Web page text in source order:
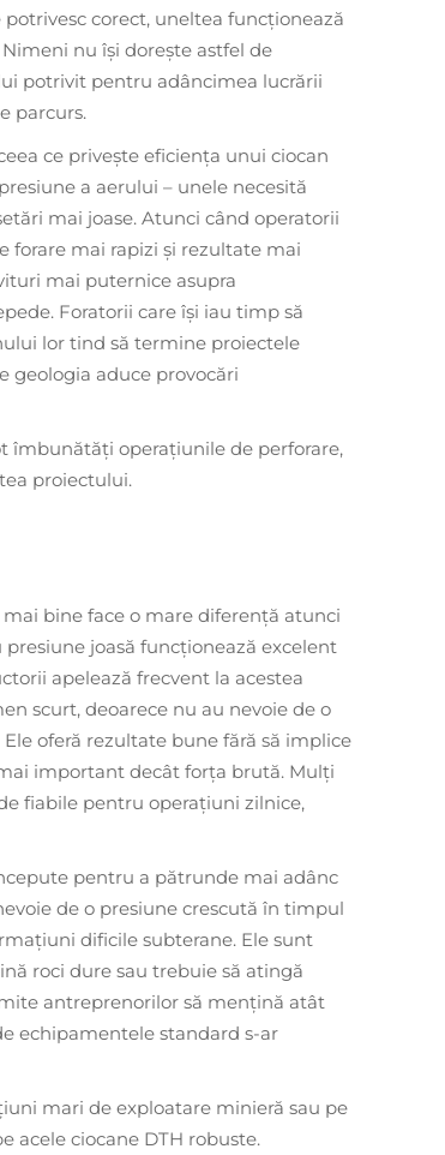
corect, uneltea funcționează
nu își dorește astfel de
potrivit pentru adâncimea lucrării
parcurs.
ce privește eficiența unui ciocan
a aerului – unele necesită
mai joase. Atunci când operatorii
forare mai rapizi și rezultate mai
mai puternice asupra
Foratorii care își iau timp să
lor tind să termine proiectele
geologia aduce provocări
îmbunătăți operațiunile de perforare,
proiectului.
bine face o mare diferență atunci
joasă funcționează excelent
apelează frecvent la acestea
scurt, deoarece nu au nevoie de o
oferă rezultate bune fără să implice
important decât forța brută. Mulți
fiabile pentru operațiuni zilnice,
pentru a pătrunde mai adânc
de o presiune crescută în timpul
dificile subterane. Ele sunt
roci dure sau trebuie să atingă
antreprenorilor să mențină atât
echipamentele standard s-ar
mari de exploatare minieră sau pe
acele ciocane DTH robuste.